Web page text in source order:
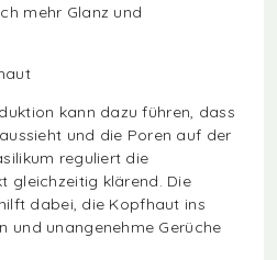
mehr Glanz und
kann dazu führen, dass
und die Poren auf der
reguliert die
gleichzeitig klärend. Die
dabei, die Kopfhaut ins
und unangenehme Gerüche